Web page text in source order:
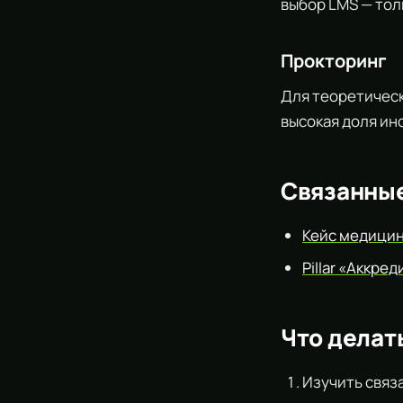
Прокторинг
Для
высокая доля
Кейс
Pillar
Что
Изучить